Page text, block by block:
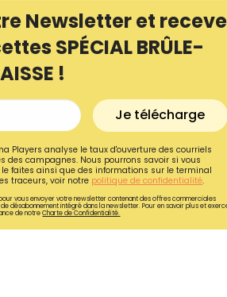
Newsletter et
SPÉCIAL BRÛLE-
!
Je télécharge
Players analyse le taux d'ouverture des courriels
des campagnes. Nous pourrons savoir si vous
faites ainsi que des informations sur le terminal
traceurs, voir notre politique de confidentialité.
vous envoyer votre newsletter contenant des offres commerciales
désabonnement intégré dans la newsletter. Pour en savoir plus et
de notreCharte de Confidentialité.